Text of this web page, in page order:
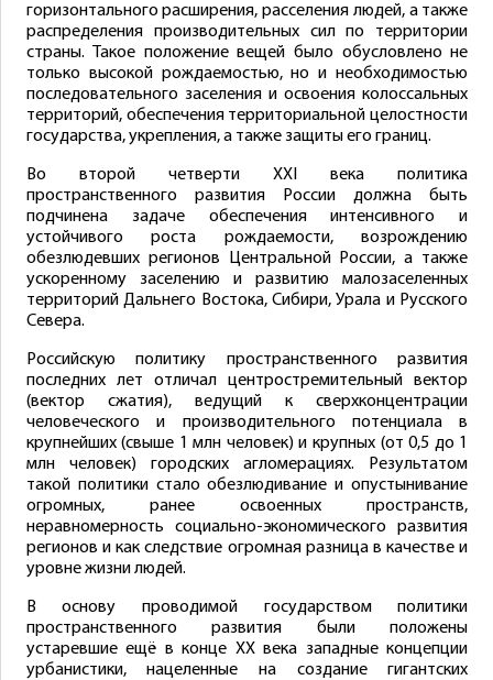
горизонтального расширения, расселения людей, а также
распределения производительных сил по территории
страны. Такое положение вещей было обусловлено не
только высокой рождаемостью, но и необходимостью
последовательного заселения и освоения колоссальных
территорий, обеспечения территориальной целостности
государства, укрепления, а также защиты его границ.
Во второй четверти XXI века политика
пространственного развития России должна быть
подчинена задаче обеспечения интенсивного и
устойчивого роста рождаемости, возрождению
обезлюдевших регионов Центральной России, а также
ускоренному заселению и развитию малозаселенных
территорий Дальнего Востока, Сибири, Урала и Русского
Севера.
Российскую политику пространственного развития
последних лет отличал центростремительный вектор
(вектор сжатия), ведущий к сверхконцентрации
человеческого и производительного потенциала в
крупнейших (свыше 1 млн человек) и крупных (от 0,5 до 1
млн человек) городских агломерациях. Результатом
такой политики стало обезлюдивание и опустынивание
огромных, ранее освоенных пространств,
неравномерность социально-экономического развития
регионов и как следствие огромная разница в качестве и
уровне жизни людей.
В основу проводимой государством политики
пространственного развития были положены
устаревшие ещё в конце XX века западные концепции
урбанистики, нацеленные на создание гигантских